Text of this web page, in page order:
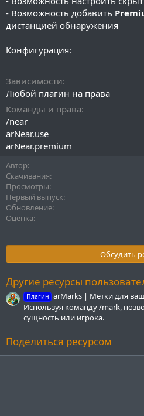
- Возможность добавить
дистанцией обнаружения
Конфигурация:
Зависимости
Любой плагин на права
Команды и права
/near
arNear.use
arNear.premium
Автор
Скачивания
Просмотры
Первый выпуск
Обновление
Оценка
Обсудить
Другие ресурсы
Плагин arMarks | Метки для
Используя команду /mark,
сущность или игрока.
Поделиться ресурсом